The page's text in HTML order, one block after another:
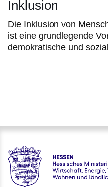
Inklusion
Die Inklusion von
ist eine grundlegende
demokratische und
karriere.justiz -